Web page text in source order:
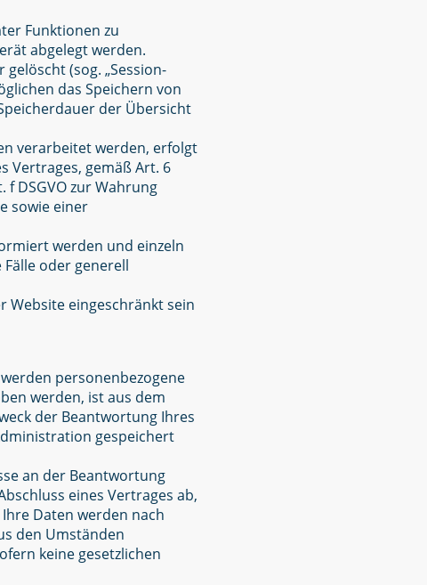
Funktionen zu
abgelegt werden.
(sog. „Session-
das Speichern von
der Übersicht
verarbeitet werden, erfolgt
Vertrages, gemäß Art. 6
f DSGVO zur Wahrung
sowie einer
werden und einzeln
oder generell
Website eingeschränkt sein
personenbezogene
werden, ist aus dem
der Beantwortung Ihres
gespeichert
an der Beantwortung
eines Vertrages ab,
Daten werden nach
den Umständen
keine gesetzlichen